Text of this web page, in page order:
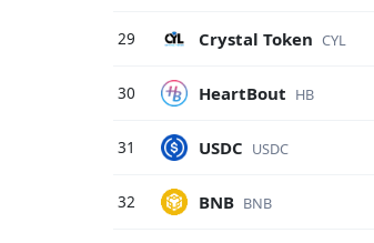
29 Crystal Token CYL
30 HeartBout HB
31 USDC USDC
32 BNB BNB